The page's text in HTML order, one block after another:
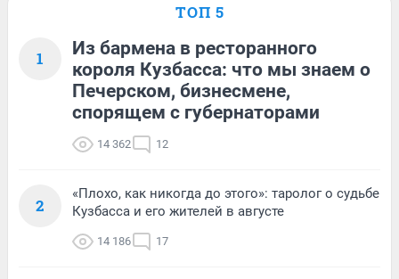
ТОП 5
1
Из бармена в ресторанного
короля Кузбасса: что мы знаем о
Печерском, бизнесмене,
спорящем с губернаторами
14 362 12
2
«Плохо, как никогда до этого»: таролог о судьбе
Кузбасса и его жителей в августе
14 186 17